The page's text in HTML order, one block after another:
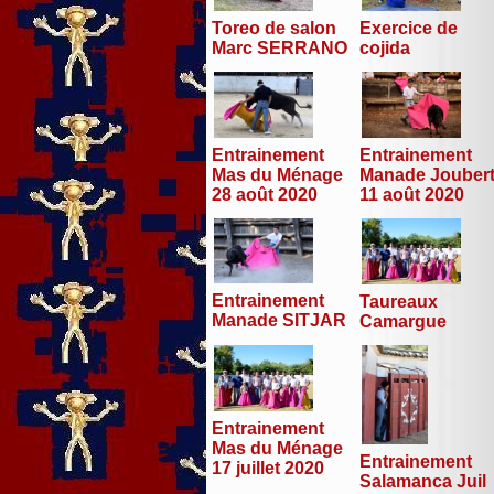
Toreo de salon
Marc SERRANO
Exercice de
cojida
Entrainement
Mas du Ménage
28 août 2020
Entrainement
Manade Joubert
11 août 2020
Entrainement
Manade SITJAR
Taureaux
Camargue
Entrainement
Mas du Ménage
17 juillet 2020
Entrainement
Salamanca Juil